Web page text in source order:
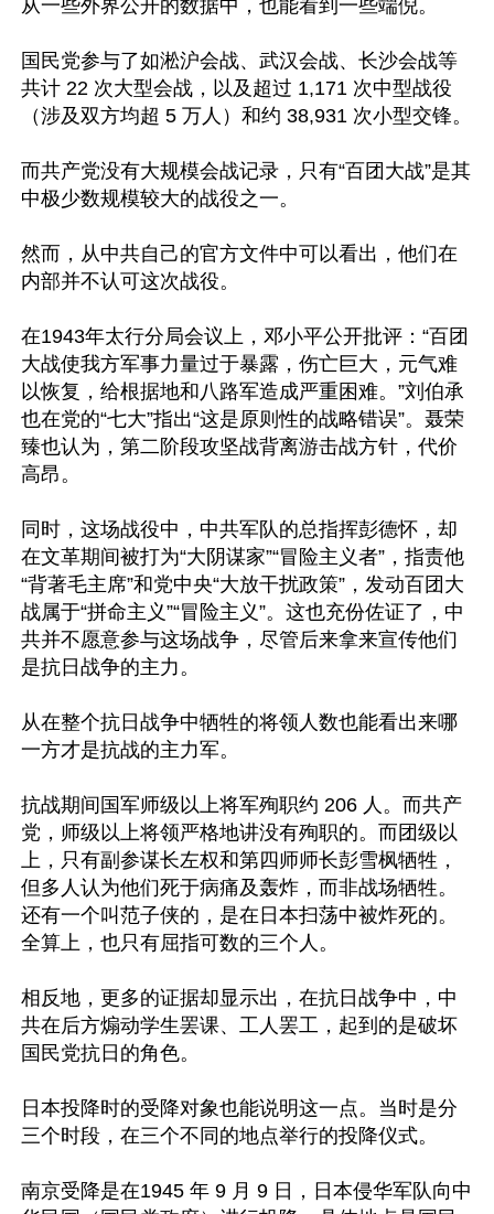
从一些外界公开的数据中，也能看到一些端倪。
国民党参与了如淞沪会战、武汉会战、长沙会战等
共计 22 次大型会战，以及超过 1,171 次中型战役
（涉及双方均超 5 万人）和约 38,931 次小型交锋。
而共产党没有大规模会战记录，只有“百团大战”是其
中极少数规模较大的战役之一。
然而，从中共自己的官方文件中可以看出，他们在
内部并不认可这次战役。
在1943年太行分局会议上，邓小平公开批评：“百团
大战使我方军事力量过于暴露，伤亡巨大，元气难
以恢复，给根据地和八路军造成严重困难。”刘伯承
也在党的“七大”指出“这是原则性的战略错误”。聂荣
臻也认为，第二阶段攻坚战背离游击战方针，代价
高昂。
同时，这场战役中，中共军队的总指挥彭德怀，却
在文革期间被打为“大阴谋家”“冒险主义者”，指责他
“背著毛主席”和党中央“大放干扰政策”，发动百团大
战属于“拼命主义”“冒险主义”。这也充份佐证了，中
共并不愿意参与这场战争，尽管后来拿来宣传他们
是抗日战争的主力。
从在整个抗日战争中牺牲的将领人数也能看出来哪
一方才是抗战的主力军。
抗战期间国军师级以上将军殉职约 206 人。而共产
党，师级以上将领严格地讲没有殉职的。而团级以
上，只有副参谋长左权和第四师师长彭雪枫牺牲，
但多人认为他们死于病痛及轰炸，而非战场牺牲。
还有一个叫范子侠的，是在日本扫荡中被炸死的。
全算上，也只有屈指可数的三个人。
相反地，更多的证据却显示出，在抗日战争中，中
共在后方煽动学生罢课、工人罢工，起到的是破坏
国民党抗日的角色。
日本投降时的受降对象也能说明这一点。当时是分
三个时段，在三个不同的地点举行的投降仪式。
南京受降是在1945 年 9 月 9 日，日本侵华军队向中